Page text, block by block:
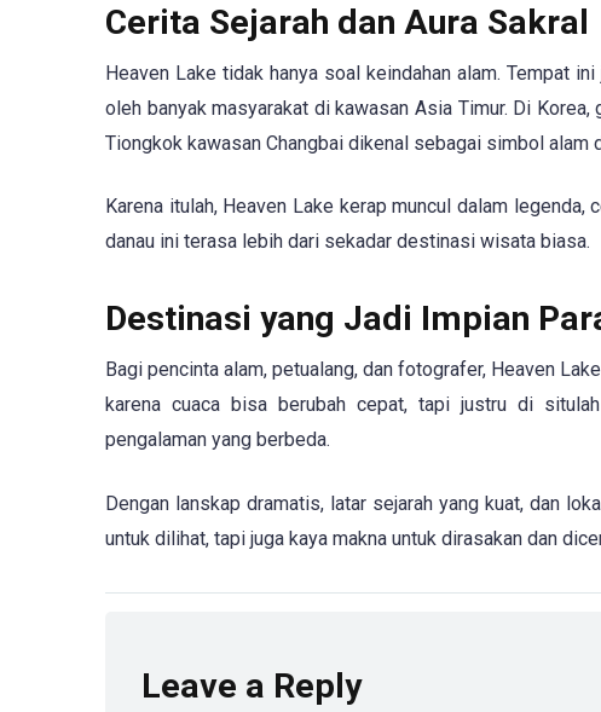
Cerita Sejarah dan Aura Sakral
Heaven Lake tidak hanya soal keindahan alam. Tempat
oleh banyak masyarakat di kawasan Asia Timur. Di
Tiongkok kawasan Changbai dikenal sebagai simbol alam
Karena itulah, Heaven Lake kerap muncul dalam
danau ini terasa lebih dari sekadar destinasi wisata biasa.
Destinasi yang Jadi Impian
Bagi pencinta alam, petualang, dan fotografer, Heaven
karena cuaca bisa berubah cepat, tapi justru di
pengalaman yang berbeda.
Dengan lanskap dramatis, latar sejarah yang kuat, dan
untuk dilihat, tapi juga kaya makna untuk dirasakan dan
Leave a Reply